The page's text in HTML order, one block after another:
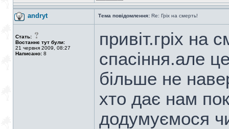
andryt Тема повідомлення: Re: Гріх на смерть!
Стать:
Востаннє тут були:
21 червня 2009, 08:27
Написано: 8
привіт.гріх на
спасіння.але
більше не
хто дає нам
додумуємося